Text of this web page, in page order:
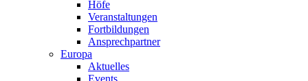
Höfe
Veranstaltungen
Fortbildungen
Ansprechpartner
Europa
Aktuelles
Events